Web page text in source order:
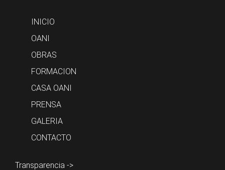
INICIO
OANI
OBRAS
FORMACION
CASA OANI
PRENSA
GALERIA
CONTACTO
Transparencia ->